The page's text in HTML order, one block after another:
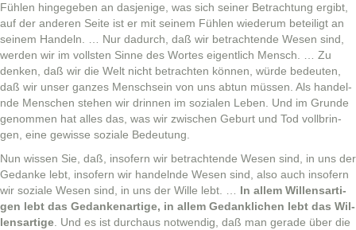
Fühlen hingegeben an das­jenige, was sich sein­er Betra­ch­tung ergibt,
auf der anderen Seite ist er mit seinem Fühlen wiederum beteiligt an
seinem Han­deln. … Nur dadurch, daß wir betra­ch­t­ende Wesen sind,
wer­den wir im voll­sten Sinne des Wortes eigentlich Men­sch. … Zu
denken, daß wir die Welt nicht betra­cht­en kön­nen, würde bedeuten,
daß wir unser ganzes Men­sch­sein von uns abtun müssen. Als han­del­
nde Men­schen ste­hen wir drin­nen im sozialen Leben. Und im Grunde
genom­men hat alles das, was wir zwis­chen Geburt und Tod voll­brin­
gen, eine gewisse soziale Bedeutung.
Nun wis­sen Sie, daß, insofern wir betra­ch­t­ende Wesen sind, in uns der
Gedanke lebt, insofern wir han­del­nde Wesen sind, also auch insofern
wir soziale Wesen sind, in uns der Wille lebt. … In allem Wil­len­sar­ti­
gen lebt das Gedanke­nar­tige, in allem Gedanklichen lebt das Wil­
len­sar­tige. Und es ist dur­chaus notwendig, daß man ger­ade über die